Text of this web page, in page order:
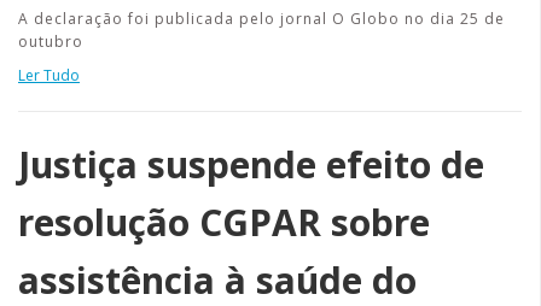
A declaração foi publicada pelo jornal O Globo no dia 25 de
outubro
Ler Tudo
Justiça suspende efeito de
resolução CGPAR sobre
assistência à saúde do